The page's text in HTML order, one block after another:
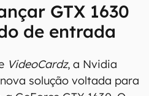
GTX 1630
de entrada
VideoCardz, a Nvidia
solução voltada para